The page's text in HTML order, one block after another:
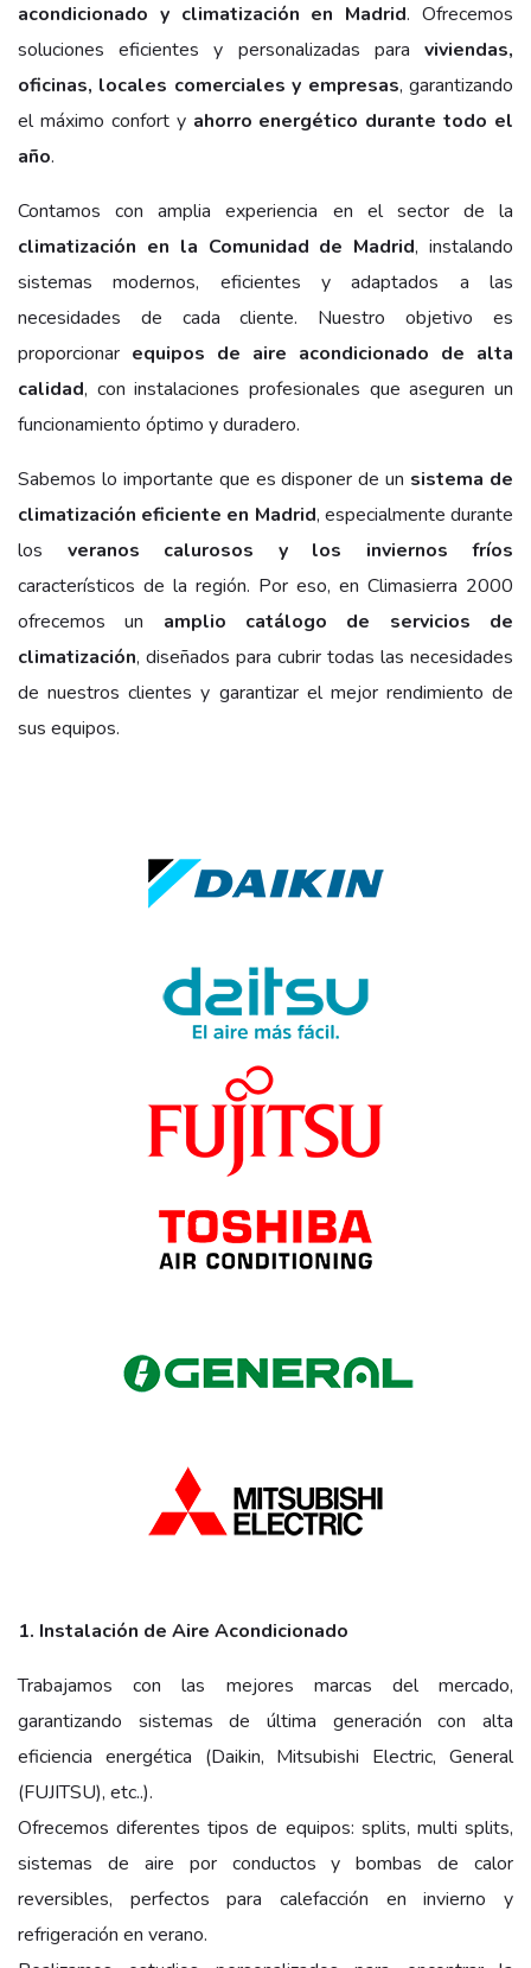
acondicionado y climatización en Madrid. Ofrecemos
soluciones eficientes y personalizadas para viviendas,
oficinas, locales comerciales y empresas, garantizando
el máximo confort y ahorro energético durante todo el
año.
Contamos con amplia experiencia en el sector de la
climatización en la Comunidad de Madrid, instalando
sistemas modernos, eficientes y adaptados a las
necesidades de cada cliente. Nuestro objetivo es
proporcionar equipos de aire acondicionado de alta
calidad, con instalaciones profesionales que aseguren un
funcionamiento óptimo y duradero.
Sabemos lo importante que es disponer de un sistema de
climatización eficiente en Madrid, especialmente durante
los veranos calurosos y los inviernos fríos
característicos de la región. Por eso, en Climasierra 2000
ofrecemos un amplio catálogo de servicios de
climatización, diseñados para cubrir todas las necesidades
de nuestros clientes y garantizar el mejor rendimiento de
sus equipos.
1. Instalación de Aire Acondicionado
Trabajamos con las mejores marcas del mercado,
garantizando sistemas de última generación con alta
eficiencia energética (Daikin, Mitsubishi Electric, General
(FUJITSU), etc..).
Ofrecemos diferentes tipos de equipos: splits, multi splits,
sistemas de aire por conductos y bombas de calor
reversibles, perfectos para calefacción en invierno y
refrigeración en verano.